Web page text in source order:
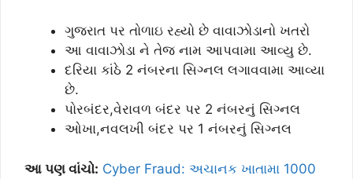
ગુજરાત પર તોળાઇ રહ્યો છે વાવાઝોડાનો ખતરો
આ વાવાઝોડા ને તેજ નામ આપવામા આવ્યુ છે.
દરિયા કાંઠે 2 નંબરના સિગ્નલ લગાવવામા આવ્યા
છે.
પોરબંદર,વેરાવળ બંદર પર 2 નંબરનું સિગ્નલ
ઓખા,નવલખી બંદર પર 1 નંબરનું સિગ્નલ
આ પણ વાંચો: Cyber Fraud: અચાનક ખાતામા 1000